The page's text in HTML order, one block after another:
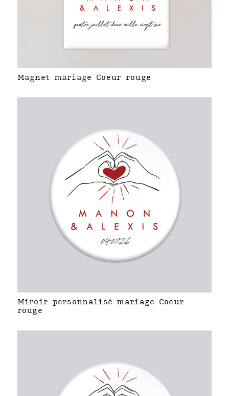
Magnet mariage Coeur rouge
Miroir personnalisé mariage Coeur
rouge